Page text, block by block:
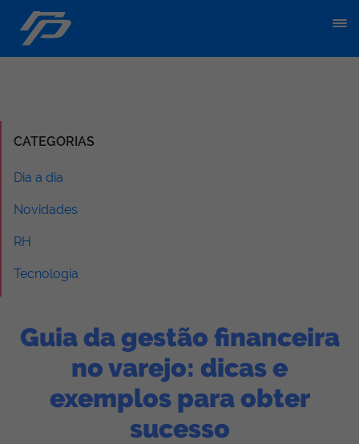
CATEGORIAS
Dia a dia
Novidades
RH
Tecnologia
Guia da gestão financeira
no varejo: dicas e
exemplos para obter
sucesso